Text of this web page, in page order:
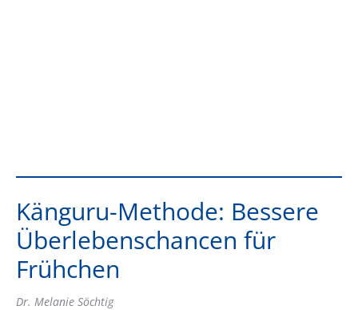
Känguru-Methode: Bessere
Überlebenschancen für
Frühchen
Dr. Melanie Söchtig